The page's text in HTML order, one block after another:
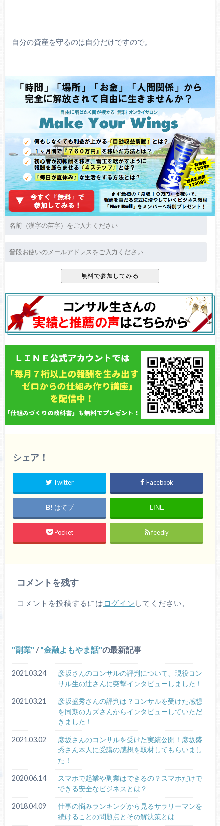
自分の資産を守るのは自分だけですので。
シェア！
Twitter Facebook
はてブ LINE
Pocket feedly
コメントを残す
コメントを投稿するには ログイン してください。
副業 / 金融よもやま話 の最新記事
2021.03.24
彦坂さんのコンサルの評判について、現役コン
サル生の辻さんに突撃インタビューしました！
2021.03.21
彦坂盛秀さんの評判は？コンサルを受けた感想
を同期のカズさんからインタビューしていただ
きました！
2021.03.02
彦坂さんのコンサルを受けた実績公開！彦坂盛
秀さん本人に受講の感想を取材してもらいまし
た！
2020.06.14
スマホで起業や副業はできるの？スマホだけで
できる安全なビジネスとは？
2018.04.09
仕事の悩みランキングから見るサラリーマンを
続けることの問題点とその解決策とは